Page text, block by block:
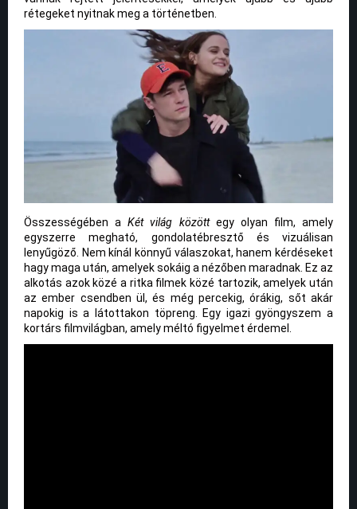
rétegeket nyitnak meg a történetben.
Összességében aKét világ közöttegy olyan film, amely
egyszerre megható, gondolatébresztő és vizuálisan
lenyűgöző. Nem kínál könnyű válaszokat, hanem kérdéseket
hagy maga után, amelyek sokáig a nézőben maradnak. Ez az
alkotás azok közé a ritka filmek közé tartozik, amelyek után
az ember csendben ül, és még percekig, órákig, sőt akár
napokig is a látottakon töpreng. Egy igazi gyöngyszem a
kortárs filmvilágban, amely méltó figyelmet érdemel.